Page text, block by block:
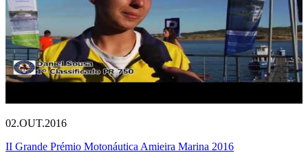
02.OUT.2016
II Grande Prémio Motonáutica Amieira Marina 2016